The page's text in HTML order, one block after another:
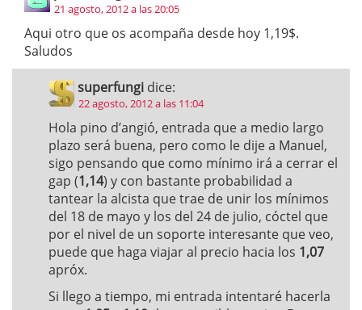
21 agosto, 2012 a las 20:05
Aqui otro que os acompaña desde hoy 1,19$.
Saludos
superfungi dice:
22 agosto, 2012 a las 11:04
Hola pino d’angió, entrada que a medio largo
plazo será buena, pero como le dije a Manuel,
sigo pensando que como mínimo irá a cerrar el
gap (1,14) y con bastante probabilidad a
tantear la alcista que trae de unir los mínimos
del 18 de mayo y los del 24 de julio, cóctel que
por el nivel de un soporte interesante que veo,
puede que haga viajar al precio hacia los 1,07
apróx.
Si llego a tiempo, mi entrada intentaré hacerla